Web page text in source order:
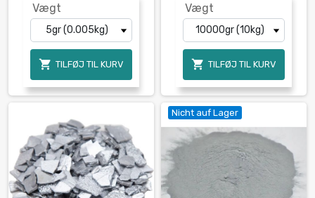
Vægt
 TILFØJ TIL KURV
Vægt
 TILFØJ TIL KURV
Nicht auf Lager